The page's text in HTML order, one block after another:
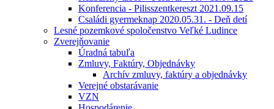
Konferencia - Pilisszentkereszt 2021.09.15
Családi gyermeknap 2020.05.31. - Deň detí
Lesné pozemkové spoločenstvo Veľké Ludince
Zverejňovanie
Úradná tabuľa
Zmluvy, Faktúry, Objednávky
Archív zmluvy, faktúry a objednávky
Verejné obstarávanie
VZN